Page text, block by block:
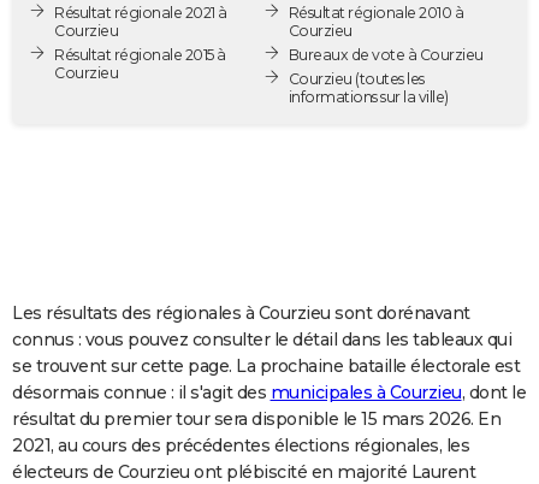
Destinations
City break
Voyage nature
Voyage de noces
Forum
PHOTO
GUIDES D'ACHAT
COPAINS D'AVANT
S'inscrire
Se connecter
Lycées
Collèges
Primaires
Universités
Entreprises
Service militaire
Avis de recherche
AVIS DE DÉCÈS
FORUM
Bricolage
Lifestyle
Culture
Sport
Auto
Television
Voyage
Cinema
Résultat régionale 2021 à
Courzieu
Résultat régionale 2015 à
Courzieu
Résultat régionale 2010 à
Courzieu
Bureaux de vote à Courzieu
Courzieu (toutes les
informations sur la ville)
Les résultats des régionales à Courzieu sont dorénavant
connus : vous pouvez consulter le détail dans les tableaux qui
se trouvent sur cette page. La prochaine bataille électorale est
désormais connue : il s'agit des municipales à Courzieu, dont le
résultat du premier tour sera disponible le 15 mars 2026. En
2021, au cours des précédentes élections régionales, les
électeurs de Courzieu ont plébiscité en majorité Laurent